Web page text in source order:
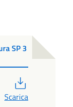
SP 3
Scarica